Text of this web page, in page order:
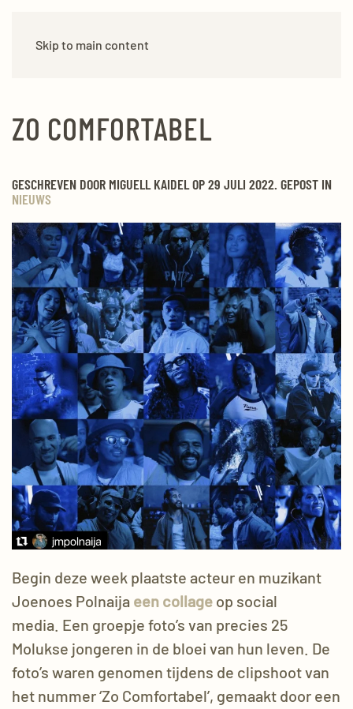
Skip to main content
ZO COMFORTABEL
GESCHREVEN DOOR MIGUELL KAIDEL OP 29 JULI 2022. GEPOST IN
NIEUWS
Begin deze week plaatste acteur en muzikant
Joenoes Polnaija een collage op social
media. Een groepje foto’s van precies 25
Molukse jongeren in de bloei van hun leven. De
foto’s waren genomen tijdens de clipshoot van
het nummer ‘Zo Comfortabel’, gemaakt door een